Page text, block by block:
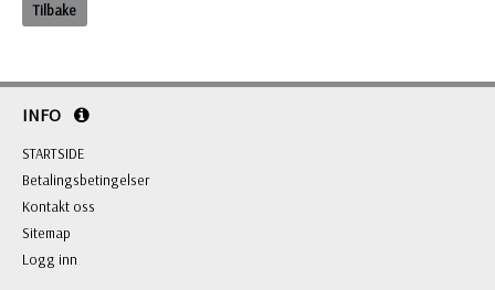
Tilbake
INFO
STARTSIDE
Betalingsbetingelser
Kontakt oss
Sitemap
Logg inn